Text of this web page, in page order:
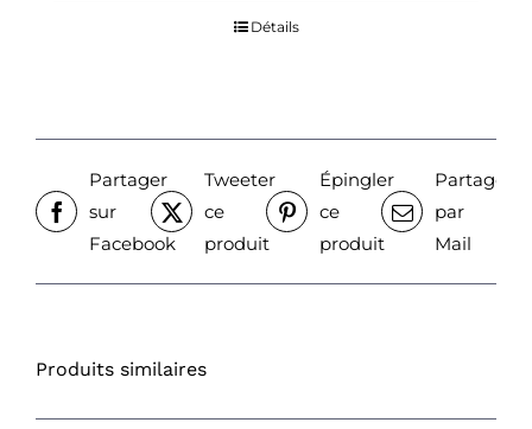
Détails
Partager
sur
Facebook
Tweeter
ce
produit
Épingler
ce
produit
Partager
par
Mail
Produits similaires